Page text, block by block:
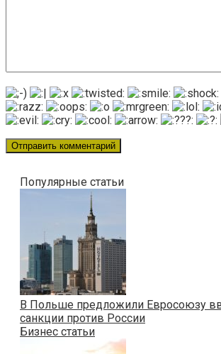
Популярные статьи
В Польше предложили Евросоюзу
санкции против России
Бизнес статьи